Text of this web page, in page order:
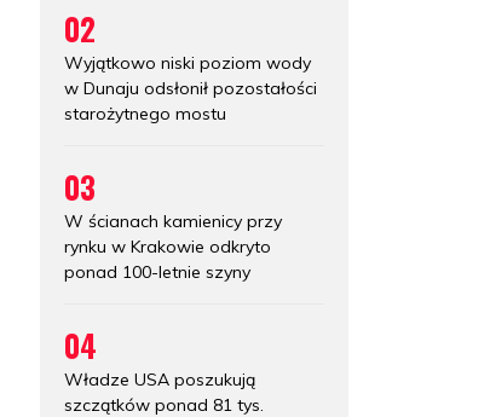
02
Wyjątkowo niski poziom wody
w Dunaju odsłonił pozostałości
starożytnego mostu
03
W ścianach kamienicy przy
rynku w Krakowie odkryto
ponad 100-letnie szyny
04
Władze USA poszukują
szczątków ponad 81 tys.